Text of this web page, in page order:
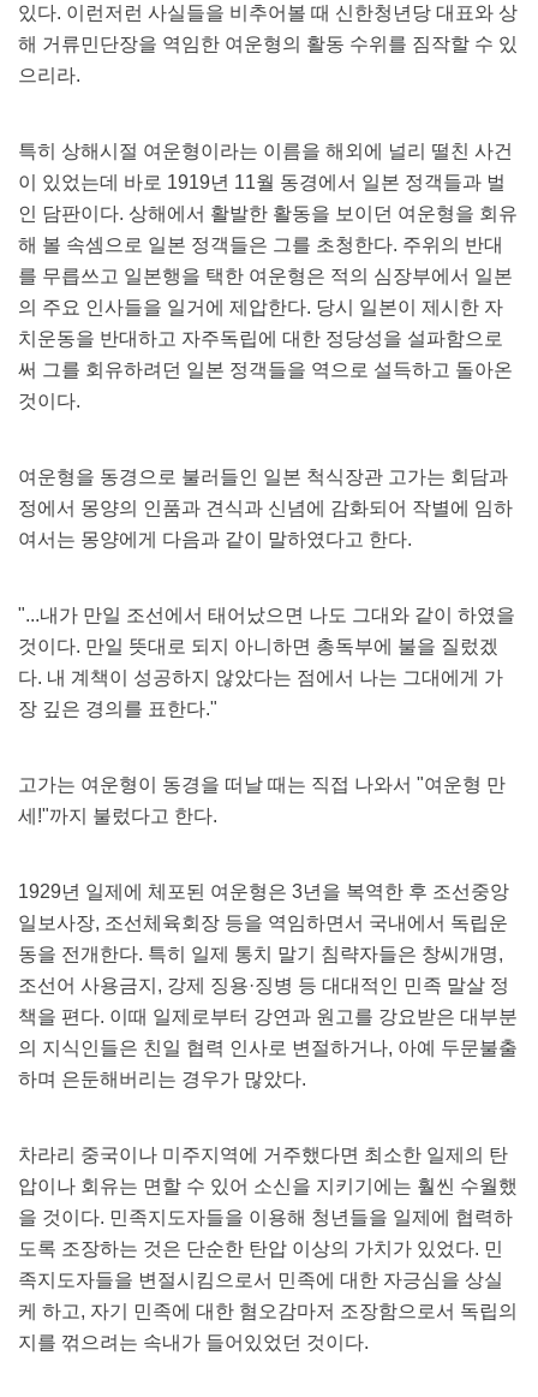
있다. 이런저런 사실들을 비추어볼 때 신한청년당 대표와 상
해 거류민단장을 역임한 여운형의 활동 수위를 짐작할 수 있
으리라.
특히 상해시절 여운형이라는 이름을 해외에 널리 떨친 사건
이 있었는데 바로 1919년 11월 동경에서 일본 정객들과 벌
인 담판이다. 상해에서 활발한 활동을 보이던 여운형을 회유
해 볼 속셈으로 일본 정객들은 그를 초청한다. 주위의 반대
를 무릅쓰고 일본행을 택한 여운형은 적의 심장부에서 일본
의 주요 인사들을 일거에 제압한다. 당시 일본이 제시한 자
치운동을 반대하고 자주독립에 대한 정당성을 설파함으로
써 그를 회유하려던 일본 정객들을 역으로 설득하고 돌아온
것이다.
여운형을 동경으로 불러들인 일본 척식장관 고가는 회담과
정에서 몽양의 인품과 견식과 신념에 감화되어 작별에 임하
여서는 몽양에게 다음과 같이 말하였다고 한다.
"...내가 만일 조선에서 태어났으면 나도 그대와 같이 하였을
것이다. 만일 뜻대로 되지 아니하면 총독부에 불을 질렀겠
다. 내 계책이 성공하지 않았다는 점에서 나는 그대에게 가
장 깊은 경의를 표한다."
고가는 여운형이 동경을 떠날 때는 직접 나와서 "여운형 만
세!"까지 불렀다고 한다.
1929년 일제에 체포된 여운형은 3년을 복역한 후 조선중앙
일보사장, 조선체육회장 등을 역임하면서 국내에서 독립운
동을 전개한다. 특히 일제 통치 말기 침략자들은 창씨개명,
조선어 사용금지, 강제 징용·징병 등 대대적인 민족 말살 정
책을 편다. 이때 일제로부터 강연과 원고를 강요받은 대부분
의 지식인들은 친일 협력 인사로 변절하거나, 아예 두문불출
하며 은둔해버리는 경우가 많았다.
차라리 중국이나 미주지역에 거주했다면 최소한 일제의 탄
압이나 회유는 면할 수 있어 소신을 지키기에는 훨씬 수월했
을 것이다. 민족지도자들을 이용해 청년들을 일제에 협력하
도록 조장하는 것은 단순한 탄압 이상의 가치가 있었다. 민
족지도자들을 변절시킴으로서 민족에 대한 자긍심을 상실
케 하고, 자기 민족에 대한 혐오감마저 조장함으로서 독립의
지를 꺾으려는 속내가 들어있었던 것이다.